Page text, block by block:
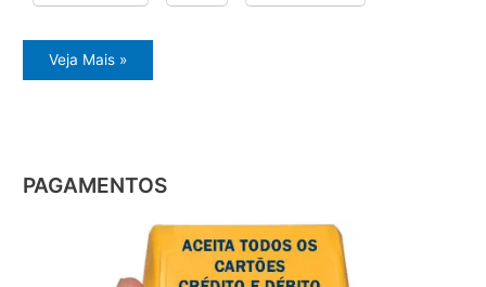
Orçamento
geladeira
Veja Mais »
PAGAMENTOS